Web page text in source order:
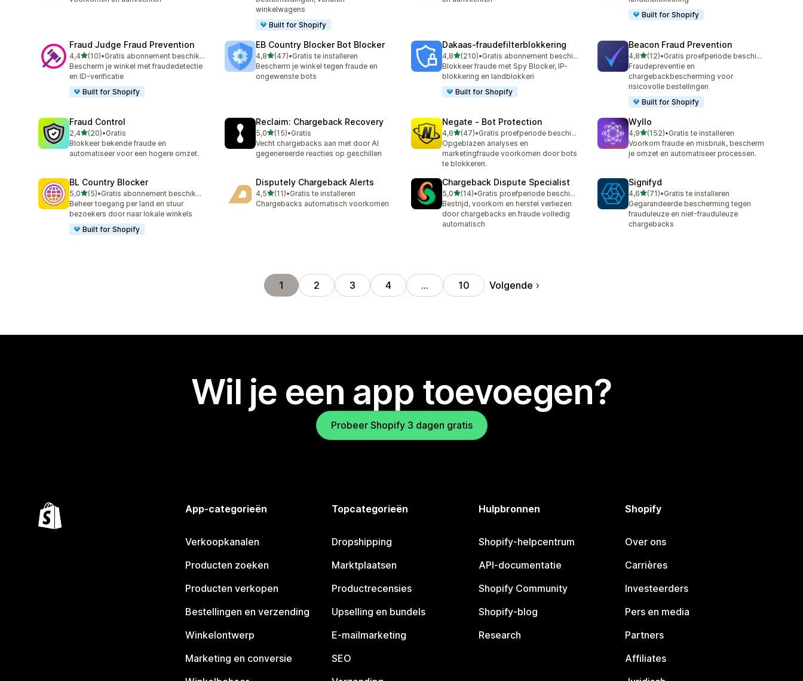
winkelwagens
Built for Shopify
Built for Shopify
Fraud Judge Fraud Prevention
4,4van 5 sterren
(10)
10 recensies in totaal
•
Gratis abonnement beschikbaar
Bescherm je winkel met fraudedetectie
en ID-verificatie
Built for Shopify
EB Country Blocker Bot Blocker
4,8van 5 sterren
(47)
47 recensies in totaal
•Gratis te installeren
Bescherm je winkel tegen fraude en
ongewenste bots
Dakaas‑fraudefilterblokkering
4,8van 5 sterren
(210)
210 recensies in totaal
•
Gratis abonnement beschikbaar
Blokkeer fraude met Spy Blocker, IP-
blokkering en landblokkeri
Built for Shopify
Beacon Fraud Prevention
4,8van 5 sterren
(12)
12 recensies in totaal
•
Gratis proefperiode beschikbaar
Fraudepreventie en
chargebackbescherming voor
risicovolle bestellingen
Built for Shopify
Fraud Control
2,4van 5 sterren
(20)
20 recensies in totaal
•Gratis
Blokkeer bekende fraude en
automatiseer voor een hogere omzet.
Reclaim: Chargeback Recovery
5,0van 5 sterren
(15)
15 recensies in totaal
•Gratis
Vecht chargebacks aan met door AI
gegenereerde reacties op geschillen
Negate ‑ Bot Protection
4,6van 5 sterren
(47)
47 recensies in totaal
•
Gratis proefperiode beschikbaar
Opgeblazen analyses en
marketingfraude voorkomen door bots
te blokkeren.
Wyllo
4,9van 5 sterren
(152)
152 recensies in totaal
•Gratis te installeren
Voorkom fraude en misbruik, bescherm
je omzet en automatiseer processen.
BL Country Blocker
5,0van 5 sterren
(5)
5 recensies in totaal
•
Gratis abonnement beschikbaar
Beheer toegang per land en stuur
bezoekers door naar lokale winkels
Built for Shopify
Disputely Chargeback Alerts
4,5van 5 sterren
(11)
11 recensies in totaal
•Gratis te installeren
Chargebacks automatisch voorkomen
Chargeback Dispute Specialist
5,0van 5 sterren
(14)
14 recensies in totaal
•
Gratis proefperiode beschikbaar
Bestrijd, voorkom en herstel verliezen
door chargebacks en fraude volledig
automatisch
Signifyd
4,6van 5 sterren
(71)
71 recensies in totaal
•Gratis te installeren
Gegarandeerde bescherming tegen
frauduleuze en niet-frauduleuze
chargebacks
1 2 3 4 … 10 Volgende
Wil je een app toevoegen?
Probeer Shopify 3 dagen gratis
App-categorieën
Verkoopkanalen
Producten zoeken
Producten verkopen
Bestellingen en verzending
Winkelontwerp
Marketing en conversie
Topcategorieën
Dropshipping
Marktplaatsen
Productrecensies
Upselling en bundels
E-mailmarketing
SEO
Hulpbronnen
Shopify-helpcentrum
API-documentatie
Shopify Community
Shopify-blog
Research
Shopify
Over ons
Carrières
Investeerders
Pers en media
Partners
Affiliates